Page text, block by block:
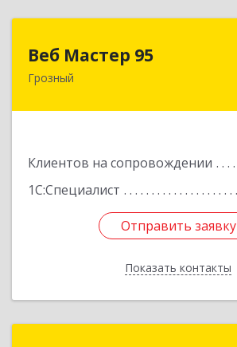
Веб Мастер 95
Грозный
Клиентов на сопровождении
1С:Специалист
Отправить заявку
Показать контакты
Отправить заявку
Назад